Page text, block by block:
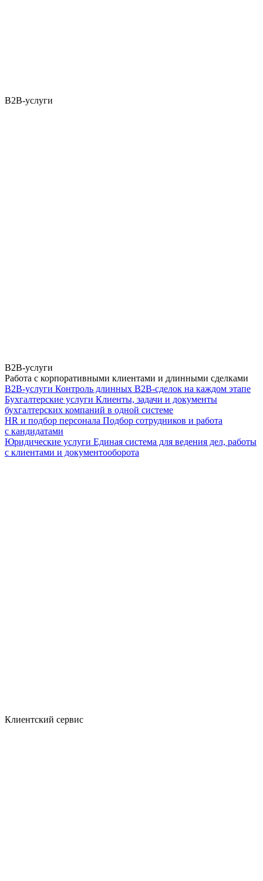
B2B-услуги
B2B-услуги
Работа с корпоративными клиентами и длинными сделками
B2B-услуги Контроль длинных B2B-сделок на каждом этапе
Бухгалтерские услуги Клиенты, задачи и документы
бухгалтерских компаний в одной системе
HR и подбор персонала Подбор сотрудников и работа
с кандидатами
Юридические услуги Единая система для ведения дел, работы
с клиентами и документооборота
Клиентский сервис